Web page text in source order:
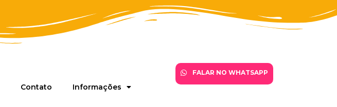
Contato Informações
FALAR NO WHATSAPP